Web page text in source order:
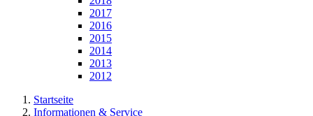
2017
2016
2015
2014
2013
2012
Startseite
Informationen & Service